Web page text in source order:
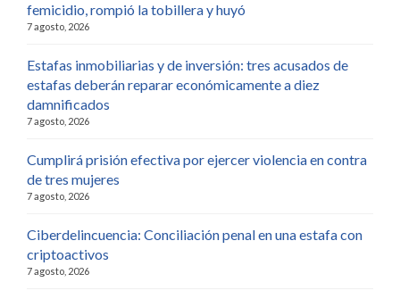
femicidio, rompió la tobillera y huyó
7 agosto, 2026
Estafas inmobiliarias y de inversión: tres acusados de
estafas deberán reparar económicamente a diez
damnificados
7 agosto, 2026
Cumplirá prisión efectiva por ejercer violencia en contra
de tres mujeres
7 agosto, 2026
Ciberdelincuencia: Conciliación penal en una estafa con
criptoactivos
7 agosto, 2026